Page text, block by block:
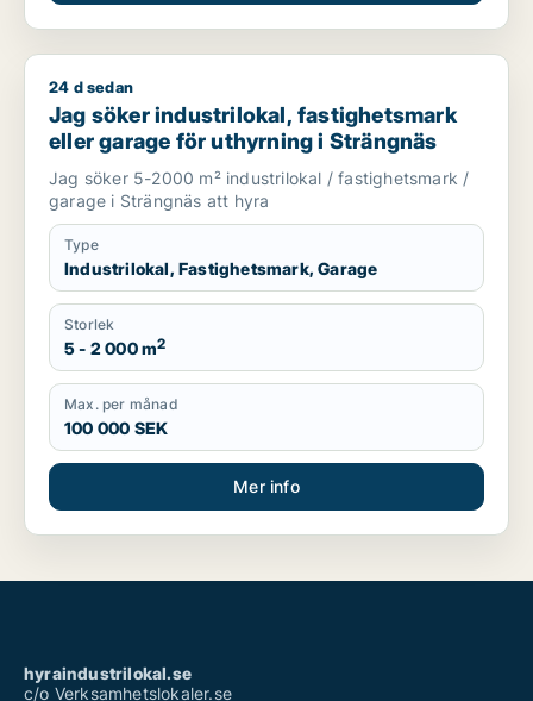
Jag söker industrilokal, fastighetsmark eller garage för
24 d sedan
Jag söker industrilokal, fastighetsmark
eller garage för uthyrning i Strängnäs
Jag söker 5-2000 m² industrilokal / fastighetsmark /
garage i Strängnäs att hyra
Type
Industrilokal, Fastighetsmark, Garage
Storlek
5 - 2 000 m2
Max. per månad
100 000 SEK
Mer info
hyraindustrilokal.se
c/o Verksamhetslokaler.se